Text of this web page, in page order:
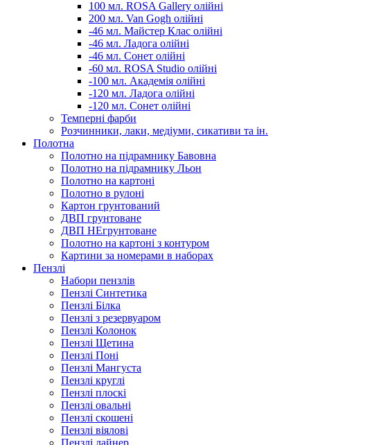
100 мл. ROSA Gallery олійні
200 мл. Van Gogh олійні
-46 мл. Майстер Клас олійні
-46 мл. Ладога олійні
-46 мл. Сонет олійні
-60 мл. ROSA Studio олійні
-100 мл. Академія олійні
-120 мл. Ладога олійні
-120 мл. Сонет олійні
Темперні фарби
Розчинники, лаки, медіуми, сикативи та ін.
Полотна
Полотно на підрамнику Бавовна
Полотно на підрамнику Льон
Полотно на картоні
Полотно в рулоні
Картон грунтований
ДВП грунтоване
ДВП НЕгрунтоване
Полотно на картоні з контуром
Картини за номерами в наборах
Пензлі
Набори пензлів
Пензлі Синтетика
Пензлі Білка
Пензлі з резервуаром
Пензлі Колонок
Пензлі Щетина
Пензлі Поні
Пензлі Мангуста
Пензлі круглі
Пензлі плоскі
Пензлі овальні
Пензлі скошені
Пензлі віялові
Пензлі лайнер